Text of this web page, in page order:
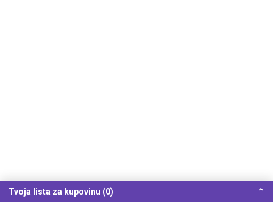
Tvoja lista za kupovinu (0) ⌃